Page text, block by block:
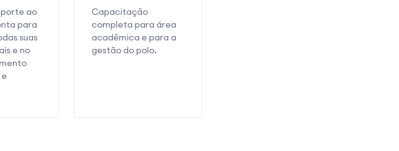
ao
para
suas
e no
Capacitação
completa para área
acadêmica e para a
gestão do polo.